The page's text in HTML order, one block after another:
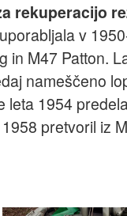
rekuperacijo
v
in M47 Patton.
nameščeno
leta 1954
pretvoril iz